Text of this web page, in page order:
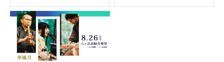
イ・ミュージアム」での
出演も決定いたしまし
た。 「Samurai Museum
Berlin」 ドイツ・ベルリン
の中心地（ミ...
CHOREOGRAPHY Legend